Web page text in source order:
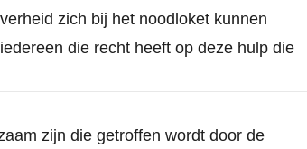
zich bij het noodloket kunnen
die recht heeft op deze hulp die
zijn die getroffen wordt door de